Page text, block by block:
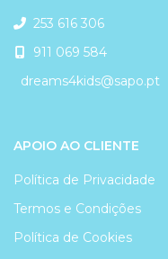
253 616 306
911 069 584
dreams4kids@sapo.pt
APOIO AO CLIENTE
Política de Privacidade
Termos e Condições
Política de Cookies